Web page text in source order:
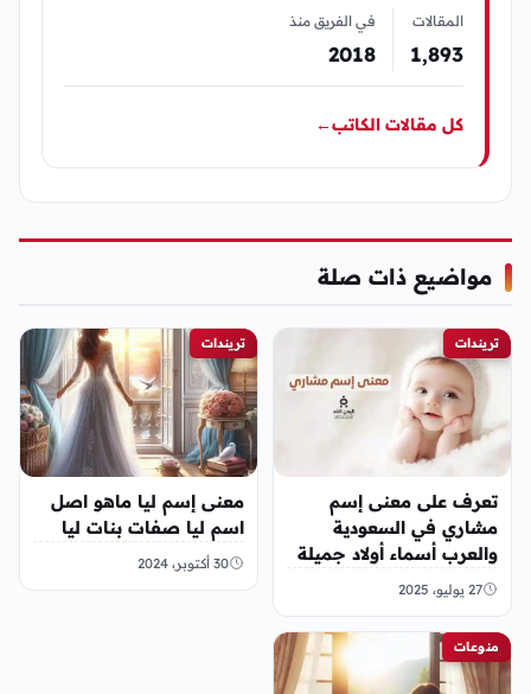
المقالات
1٬893
في الفريق منذ
2018
كل مقالات الكاتب←
مواضيع ذات صلة
تريندات
تعرف على معنى إسم
مشاري في السعودية
والعرب أسماء أولاد جميلة
2025
27 يوليو، 2025
تريندات
معنى إسم ليا ماهو اصل
اسم ليا صفات بنات ليا
30 أكتوبر، 2024
منوعات